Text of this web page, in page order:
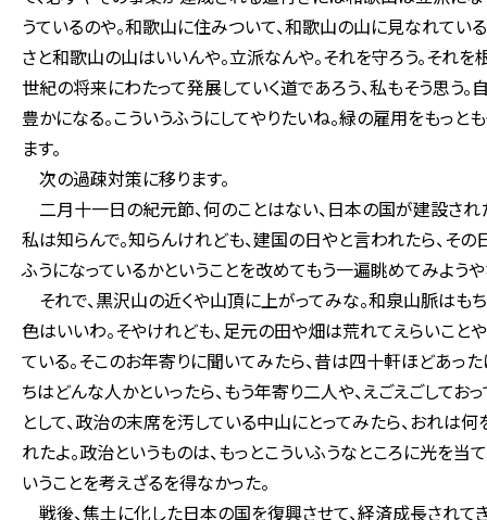
うているのや。和歌山に住みついて、和歌山の山に見なれてい
さと和歌山の山はいいんや。立派なんや。それを守ろう。それ
世紀の将来にわたって発展していく道であろう、私もそう思う
豊かになる。こういうふうにしてやりたいね。緑の雇用をもっ
ます。
次の過疎対策に移ります。
二月十一日の紀元節、何のことはない、日本の国が建設され
私は知らんで。知らんけれども、建国の日やと言われたら、そ
ふうになっているかということを改めてもう一遍眺めてみよう
それで、黒沢山の近くや山頂に上がってみな。和泉山脈はも
色はいいわ。そやけれども、足元の田や畑は荒れてえらいこと
ている。そこのお年寄りに聞いてみたら、昔は四十軒ほどあっ
ちはどんな人かといったら、もう年寄り二人や、えごえごして
として、政治の末席を汚している中山にとってみたら、おれは
れたよ。政治というものは、もっとこういふうなところに光を
いうことを考えざるを得なかった。
戦後、焦土に化した日本の国を復興させて、経済成長されて